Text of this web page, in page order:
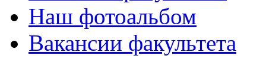
Наш фотоальбом
Вакансии факультета